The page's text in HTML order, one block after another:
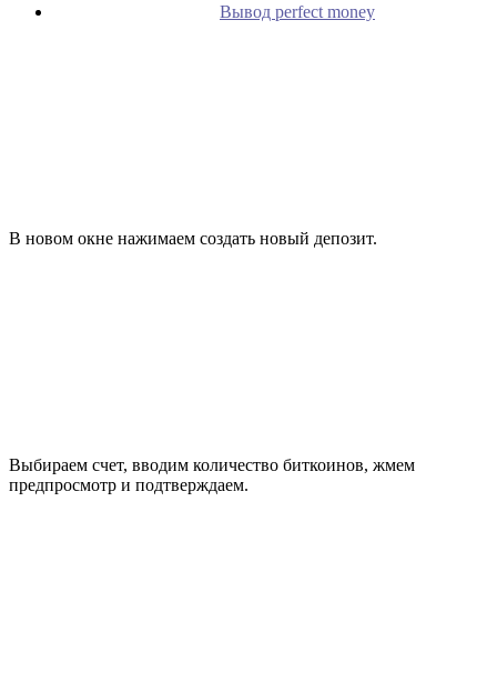
Вывод perfect money
В новом окне нажимаем создать новый депозит.
Выбираем счет, вводим количество биткоинов, жмем
предпросмотр и подтверждаем.